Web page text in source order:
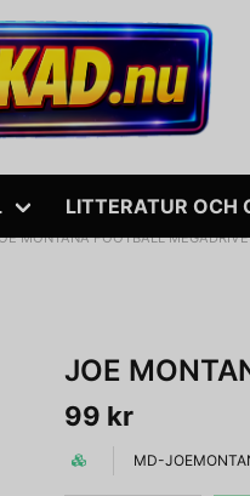
LITTERATUR OCH
MONTANA FOOTBALL MEGADRIVE
JOE
99 kr
MD-